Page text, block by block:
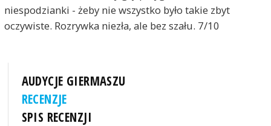
niespodzianki - żeby nie wszystko było takie zbyt
oczywiste. Rozrywka niezła, ale bez szału. 7/10
AUDYCJE GIERMASZU
RECENZJE
SPIS RECENZJI